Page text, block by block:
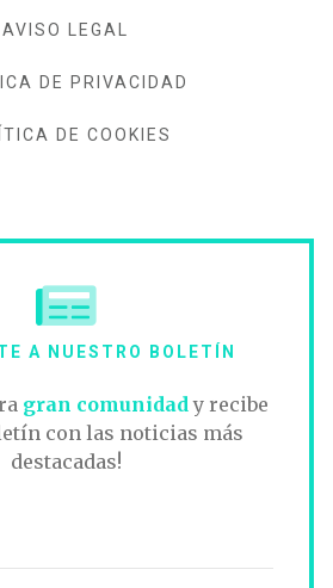
AVISO LEGAL
DE PRIVACIDAD
DE COOKIES
A NUESTRO BOLETÍN
gran comunidady recibe
con las noticias más
destacadas!